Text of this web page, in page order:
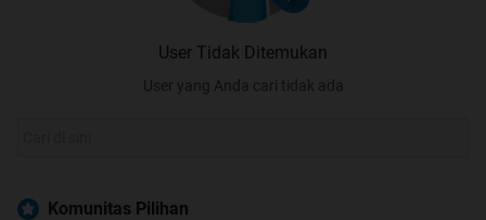
User Tidak Ditemukan
User yang Anda cari tidak ada
Komunitas Pilihan